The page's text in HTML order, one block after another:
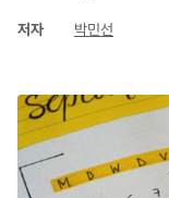
저자 박민선